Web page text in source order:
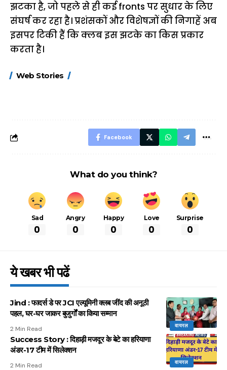
झटका है, जो पहले से ही कई fronts पर सुधार के लिए
संघर्ष कर रहा है। प्रशंसकों और विशेषज्ञों की निगाहें अब
इसपर टिकी हैं कि क्लब इस झटके का किस प्रकार
करता है।
Web Stories
FASTag के ये नए
Facebook
What do you think?
Sad
0
Angry
0
Happy
0
Love
0
Surprise
0
ये खबर भी पढें
वायरल
Jind : फादर्स डे पर JCI एल्यूमिनी क्लब जींद की अनूठी
पहल, घर-घर जाकर बुजुर्गों का किया सम्मान
2 Min Read
वायरल
Success Story : दिहाड़ी मजदूर के बेटे का हरियाणा
अंडर-17 टीम में सिलेक्शन
2 Min Read